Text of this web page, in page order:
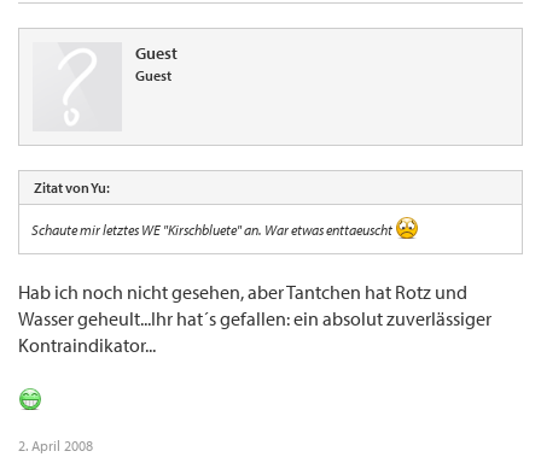
Guest
Guest
Zitat von Yu:
Schaute mir letztes WE "Kirschbluete" an. War etwas enttaeuscht
Hab ich noch nicht gesehen, aber Tantchen hat Rotz und
Wasser geheult...Ihr hat´s gefallen: ein absolut zuverlässiger
Kontraindikator...
2. April 2008